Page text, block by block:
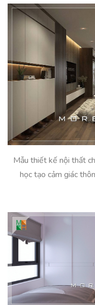
Mẫu thiết kế nội thất
học tạo cảm giác